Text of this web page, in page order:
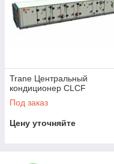
Trane Центральный
кондиционер CLCF
Под заказ
Цену уточняйте